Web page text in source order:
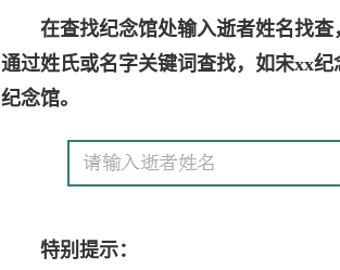
在查找纪念馆处输入逝者姓名找
通过姓氏或名字关键词查找，如宋xx
纪念馆。
特别提示：